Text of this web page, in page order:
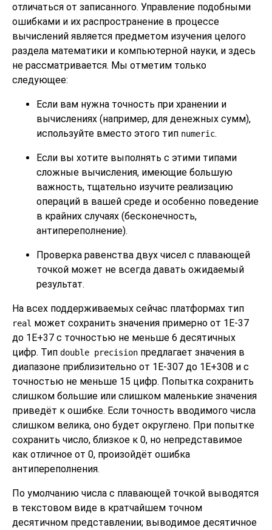
отличаться от записанного. Управление подобными
ошибками и их распространение в процессе
вычислений является предметом изучения целого
раздела математики и компьютерной науки, и здесь
не рассматривается. Мы отметим только
следующее:
Если вам нужна точность при хранении и
вычислениях (например, для денежных сумм),
используйте вместо этого тип numeric.
Если вы хотите выполнять с этими типами
сложные вычисления, имеющие большую
важность, тщательно изучите реализацию
операций в вашей среде и особенно поведение
в крайних случаях (бесконечность,
антипереполнение).
Проверка равенства двух чисел с плавающей
точкой может не всегда давать ожидаемый
результат.
На всех поддерживаемых сейчас платформах тип
real может сохранить значения примерно от 1E-37
до 1E+37 с точностью не меньше 6 десятичных
цифр. Тип double precision предлагает значения в
диапазоне приблизительно от 1E-307 до 1E+308 и с
точностью не меньше 15 цифр. Попытка сохранить
слишком большие или слишком маленькие значения
приведёт к ошибке. Если точность вводимого числа
слишком велика, оно будет округлено. При попытке
сохранить число, близкое к 0, но непредставимое
как отличное от 0, произойдёт ошибка
антипереполнения.
По умолчанию числа с плавающей точкой выводятся
в текстовом виде в кратчайшем точном
десятичном представлении; выводимое десятичное